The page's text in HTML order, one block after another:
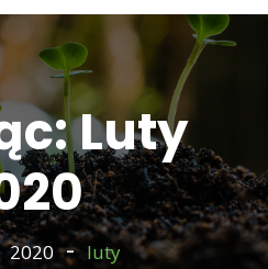
Luty
2020 luty